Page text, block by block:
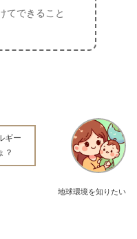
てできること
地球環境を知りたい
ギー
？